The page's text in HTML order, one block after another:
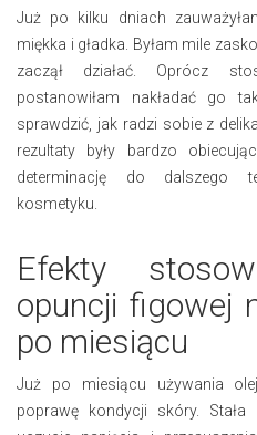
Już po kilku dniach
miękka i gładka. Byłam mile
zaczął działać. Oprócz
postanowiłam nakładać go
sprawdzić, jak radzi sobie z
rezultaty były bardzo
determinację do dalszego
kosmetyku.
Efekty
opuncji figowej
po miesiącu
Już po miesiącu używania
poprawę kondycji skóry.